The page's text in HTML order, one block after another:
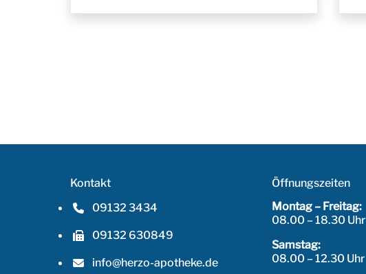
Kontakt
09132 3434
Telefonnummer: 0 9 1 3 2 3 4 3 4
09132 630849
Faxnummer: 0 9 1 3 2 6 3 0 8 4 9
info@herzo-apotheke.de
E-Mail Adresse: info@herzo-apotheke.de
Öffnungszeiten
Montag – Freitag:
08.00 – 18.30 Uhr
Samstag:
08.00 – 12.30 Uhr